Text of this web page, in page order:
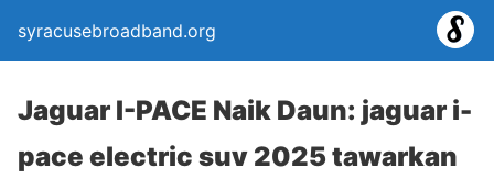
syracusebroadband.org
Jaguar I-PACE Naik Daun: jaguar i-
pace electric suv 2025 tawarkan